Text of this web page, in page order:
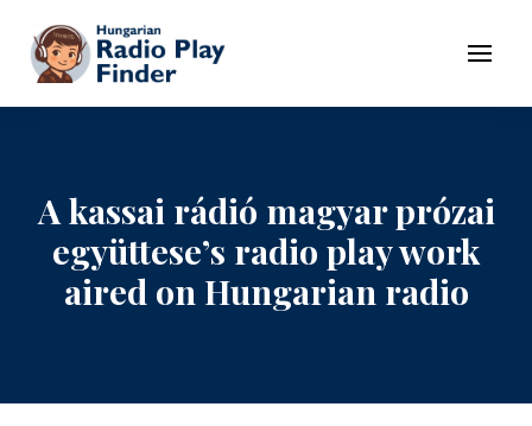
To contents
Menu
A kassai rádió magyar prózai
együttese’s radio play work
aired on Hungarian radio